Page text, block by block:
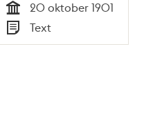
Tid
20 oktober 1901
Typ
Text